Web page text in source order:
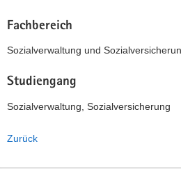
Fachbereich
Sozialverwaltung und
Studiengang
Sozialverwaltung, Sozialversicherung
Zurück